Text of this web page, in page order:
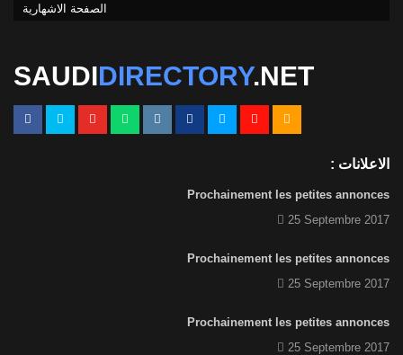
الصفحة الاشهارية
SAUDIDIRECTORY.NET
الاعلانات :
Prochainement les petites annonces
25 Septembre 2017
Prochainement les petites annonces
25 Septembre 2017
Prochainement les petites annonces
25 Septembre 2017